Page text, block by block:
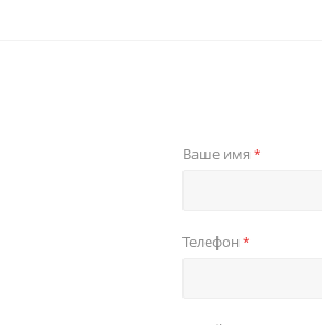
Ваше имя *
Телефон *